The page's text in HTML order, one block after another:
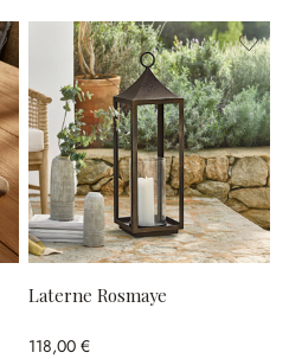
Laterne Rosmaye
118,00 €